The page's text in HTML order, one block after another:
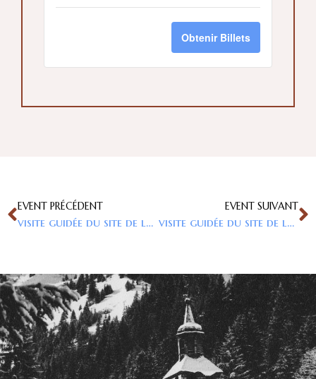
Obtenir Billets
EVENT PRÉCÉDENT
visite guidée du site de la Gorge avec Cécile Demargne, guide du patrimoine
EVENT SUIVANT
visite guidée du site de la Gorge avec Cécile Demargne, guide du patrimoine